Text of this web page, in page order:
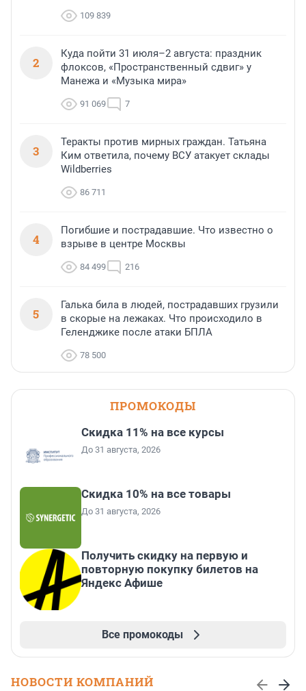
109 839
2
Куда пойти 31 июля–2 августа: праздник
флоксов, «Пространственный сдвиг» у
Манежа и «Музыка мира»
91 069 7
3
Теракты против мирных граждан. Татьяна
Ким ответила, почему ВСУ атакует склады
Wildberries
86 711
4
Погибшие и пострадавшие. Что известно о
взрыве в центре Москвы
84 499 216
5
Галька била в людей, пострадавших грузили
в скорые на лежаках. Что происходило в
Геленджике после атаки БПЛА
78 500
ПРОМОКОДЫ
Скидка 11% на все курсы
До 31 августа, 2026
Скидка 10% на все товары
До 31 августа, 2026
Получить скидку на первую и
повторную покупку билетов на
Яндекс Афише
Все промокоды
НОВОСТИ КОМПАНИЙ